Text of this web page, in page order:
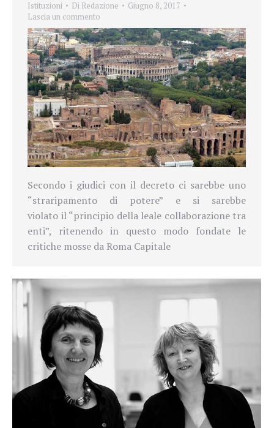
Istituzioni Di Redazione
Giugno 8, 2017
Lascia un commento
Secondo i giudici con il decreto ci sarebbe uno
“straripamento di potere” e si sarebbe
violato il “principio della leale collaborazione tra
enti”, ritenendo in questo modo fondate le
critiche mosse da Roma Capitale